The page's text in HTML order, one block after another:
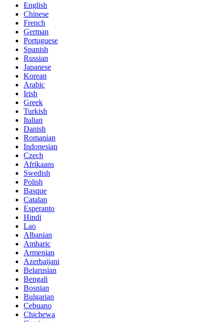
English
Chinese
French
German
Portuguese
Spanish
Russian
Japanese
Korean
Arabic
Irish
Greek
Turkish
Italian
Danish
Romanian
Indonesian
Czech
Afrikaans
Swedish
Polish
Basque
Catalan
Esperanto
Hindi
Lao
Albanian
Amharic
Armenian
Azerbaijani
Belarusian
Bengali
Bosnian
Bulgarian
Cebuano
Chichewa